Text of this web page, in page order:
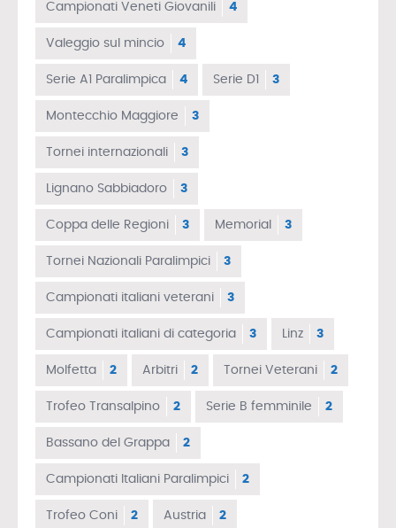
Campionati Veneti Giovanili 4
Valeggio sul mincio 4
Serie A1 Paralimpica 4 Serie D1 3
Montecchio Maggiore 3
Tornei internazionali 3
Lignano Sabbiadoro 3
Coppa delle Regioni 3 Memorial 3
Tornei Nazionali Paralimpici 3
Campionati italiani veterani 3
Campionati italiani di categoria 3 Linz 3
Molfetta 2 Arbitri 2 Tornei Veterani 2
Trofeo Transalpino 2 Serie B femminile 2
Bassano del Grappa 2
Campionati Italiani Paralimpici 2
Trofeo Coni 2 Austria 2